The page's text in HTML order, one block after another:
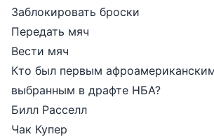
Заблокировать броски
Передать мяч
Вести мяч
Кто был первым
выбранным в драфте НБА?
Билл Расселл
Чак Купер